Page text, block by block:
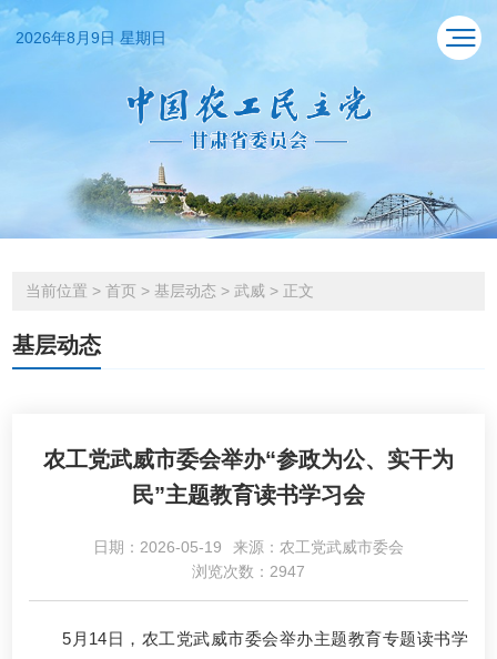
2026年8月9日 星期日
当前位置 > 首页 > 基层动态 > 武威 > 正文
基层动态
农工党武威市委会举办“参政为公、实干为
民”主题教育读书学习会
日期：2026-05-19
来源：农工党武威市委会
浏览次数：2947
5月14日，农工党武威市委会举办主题教育专题读书学